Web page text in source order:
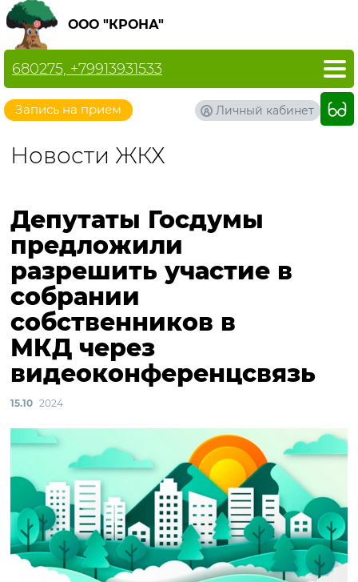
ООО "КРОНА"
Запись на прием
680275, +79913931533
Личный кабинет
Новости ЖКХ
Депутаты Госдумы
предложили
разрешить участие в
собрании
собственников в
МКД через
видеоконференцсвязь
15.10 2024